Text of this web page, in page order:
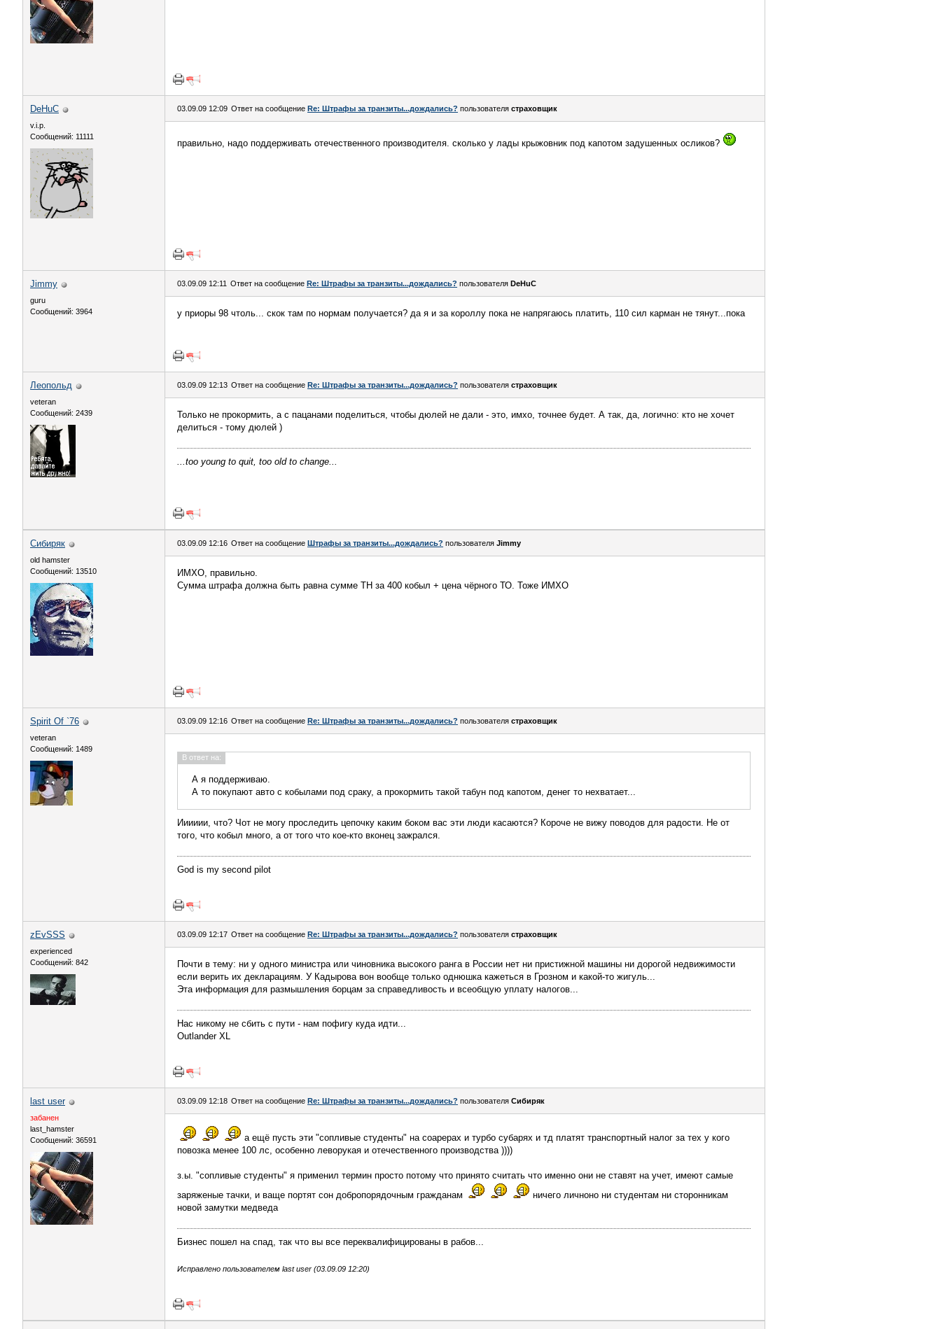
DeHuC
v.i.p.
Сообщений: 11111
03.09.09 12:09 Ответ на сообщение Re: Штрафы за транзиты...дождались? пользователя страховщик
правильно, надо поддерживать отечественного производителя. сколько у лады крыжовник под капотом задушенных осликов?
Jimmy
guru
Сообщений: 3964
03.09.09 12:11 Ответ на сообщение Re: Штрафы за транзиты...дождались? пользователя DeHuC
у приоры 98 чтоль... скок там по нормам получается? да я и за короллу пока не напрягаюсь платить, 110 сил карман не тянут...пока
Леопольд
veteran
Сообщений: 2439
03.09.09 12:13 Ответ на сообщение Re: Штрафы за транзиты...дождались? пользователя страховщик
Только не прокормить, а с пацанами поделиться, чтобы дюлей не дали - это, имхо, точнее будет. А так, да, логично: кто не хочет
делиться - тому дюлей )
...too young to quit, too old to change...
Сибиряк
old hamster
Сообщений: 13510
03.09.09 12:16 Ответ на сообщение Штрафы за транзиты...дождались? пользователя Jimmy
ИМХО, правильно.
Сумма штрафа должна быть равна сумме ТН за 400 кобыл + цена чёрного ТО. Тоже ИМХО
Spirit Of `76
veteran
Сообщений: 1489
03.09.09 12:16 Ответ на сообщение Re: Штрафы за транзиты...дождались? пользователя страховщик
В ответ на:
А я поддерживаю.
А то покупают авто с кобылами под сраку, а прокормить такой табун под капотом, денег то нехватает...
Ииииии, что? Чот не могу проследить цепочку каким боком вас эти люди касаются? Короче не вижу поводов для радости. Не от
того, что кобыл много, а от того что кое-кто вконец зажрался.
God is my second pilot
zEvSSS
experienced
Сообщений: 842
03.09.09 12:17 Ответ на сообщение Re: Штрафы за транзиты...дождались? пользователя страховщик
Почти в тему: ни у одного министра или чиновника высокого ранга в России нет ни пристижной машины ни дорогой недвижимости
если верить их декларациям. У Кадырова вон вообще только однюшка кажеться в Грозном и какой-то жигуль...
Эта информация для размышления борцам за справедливость и всеобщую уплату налогов...
Нас никому не сбить с пути - нам пофигу куда идти...
Outlander XL
last user
забанен
last_hamster
Сообщений: 36591
03.09.09 12:18 Ответ на сообщение Re: Штрафы за транзиты...дождались? пользователя Сибиряк
а ещё пусть эти "сопливые студенты" на соарерах и турбо субарях и тд платят транспортный налог за тех у кого
повозка менее 100 лс, особенно леворукая и отечественного производства ))))
з.ы. "сопливые студенты" я применил термин просто потому что принято считать что именно они не ставят на учет, имеют самые
заряженые тачки, и ваще портят сон добропорядочным гражданам
ничего личноно ни студентам ни сторонникам
новой замутки медведа
Бизнес пошел на спад, так что вы все переквалифицированы в рабов...
Исправлено пользователем last user (03.09.09 12:20)